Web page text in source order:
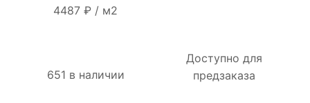
4487₽ / м2
651 в наличии
Доступно для
предзаказа